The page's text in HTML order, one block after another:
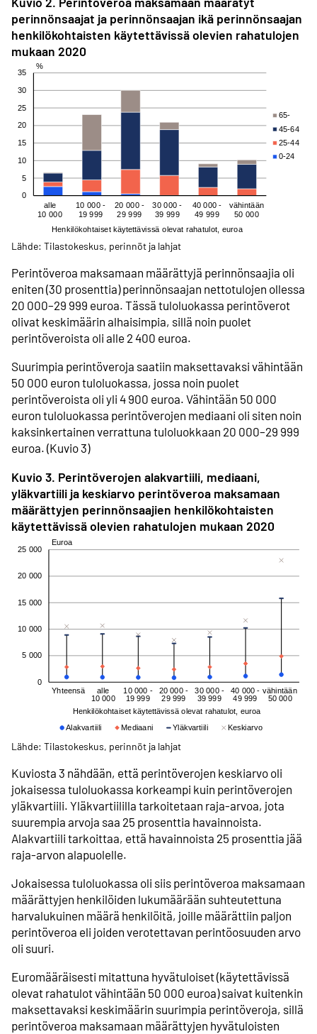
perinnönsaajat ja perinnönsaajan ikä perinnönsaajan
henkilökohtaisten käytettävissä olevien rahatulojen
mukaan 2020
Lähde: Tilastokeskus, perinnöt ja lahjat
Perintöveroa maksamaan määrättyjä perinnönsaajia oli
eniten (30 prosenttia) perinnönsaajan nettotulojen ollessa
20 000–29 999 euroa. Tässä tuloluokassa perintöverot
olivat keskimäärin alhaisimpia, sillä noin puolet
perintöveroista oli alle 2 400 euroa.
Suurimpia perintöveroja saatiin maksettavaksi vähintään
50 000 euron tuloluokassa, jossa noin puolet
perintöveroista oli yli 4 900 euroa. Vähintään 50 000
euron tuloluokassa perintöverojen mediaani oli siten noin
kaksinkertainen verrattuna tuloluokkaan 20 000–29 999
euroa. (Kuvio 3)
Kuvio 3. Perintöverojen alakvartiili, mediaani,
yläkvartiili ja keskiarvo perintöveroa maksamaan
määrättyjen perinnönsaajien henkilökohtaisten
käytettävissä olevien rahatulojen mukaan 2020
Lähde: Tilastokeskus, perinnöt ja lahjat
Kuviosta 3 nähdään, että perintöverojen keskiarvo oli
jokaisessa tuloluokassa korkeampi kuin perintöverojen
yläkvartiili. Yläkvartiililla tarkoitetaan raja-arvoa, jota
suurempia arvoja saa 25 prosenttia havainnoista.
Alakvartiili tarkoittaa, että havainnoista 25 prosenttia jää
raja-arvon alapuolelle.
Jokaisessa tuloluokassa oli siis perintöveroa maksamaan
määrättyjen henkilöiden lukumäärään suhteutettuna
harvalukuinen määrä henkilöitä, joille määrättiin paljon
perintöveroa eli joiden verotettavan perintö­osuuden arvo
oli suuri.
Euromääräisesti mitattuna hyvätuloiset (käytettävissä
olevat rahatulot vähintään 50 000 euroa) saivat kuitenkin
maksettavaksi keskimäärin suurimpia perintöveroja, sillä
perintöveroa maksamaan määrättyjen hyvätuloisten